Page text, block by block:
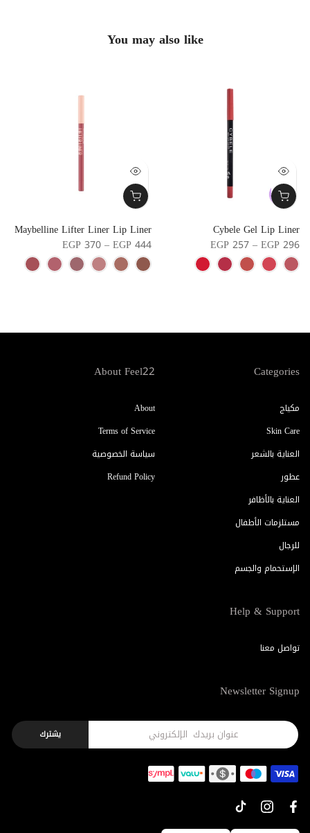
You may also like
Maybelline Lifter Liner Lip Liner
EGP 370 – EGP 444
Cybele Gel Lip Liner
EGP 257 – EGP 296
Categories
مكياج
Skin Care
العناية بالشعر
عطور
العناية بالأظافر
مستلزمات الأطفال
للرجال
الإستحمام والجسم
About Feel22
About
Terms of Service
سياسة الخصوصية
Refund Policy
Help & Support
تواصل معنا
Newsletter Signup
يشترك